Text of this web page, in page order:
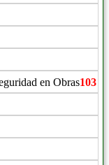
en Obras103